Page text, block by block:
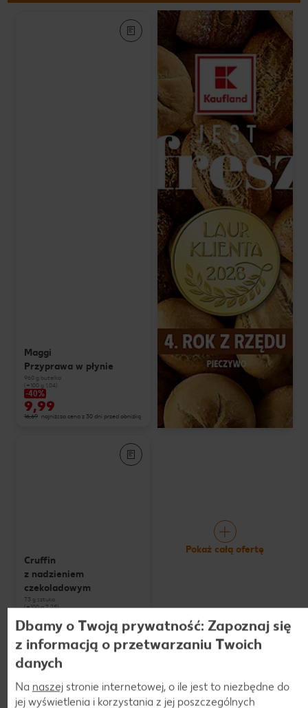
Maggi
Przyprawa w płynie
960 g butelka
(=100 g 1,04)
-40%
9,99
16,69 najniższa cena z 30 dni przed obniżką
Cruffin
z nadzieniem
czekoladowym
73 g sztuka
(=100 g 7,25)
5,29
Pokaż całą ofertę
Kawa, Herbata, Słodycze, Przekąski
Oferta ważna od 06.08. do 11.08.
Dbamy o Twoją prywatność: Zapoznaj się
z informacją o przetwarzaniu Twoich
danych
Na naszej stronie internetowej, o ile jest to niezbędne do
jej wyświetlenia i korzystania z jej poszczególnych